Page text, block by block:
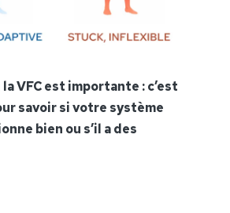
VFC est importante : c’est
savoir si votre système
bien ou s’il a des